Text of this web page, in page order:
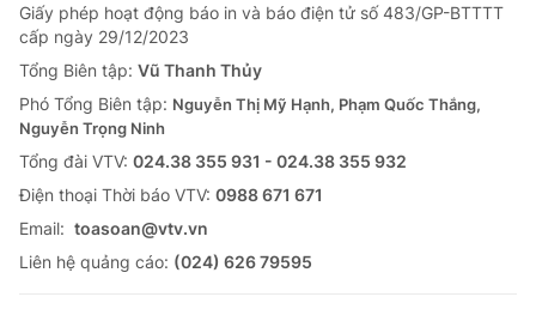
Giấy phép hoạt động báo in và báo điện tử số 483/GP-BTTTT
cấp ngày 29/12/2023
Tổng Biên tập: Vũ Thanh Thủy
Phó Tổng Biên tập: Nguyễn Thị Mỹ Hạnh, Phạm Quốc Thắng,
Nguyễn Trọng Ninh
Tổng đài VTV: 024.38 355 931 - 024.38 355 932
Ðiện thoại Thời báo VTV: 0988 671 671
Email: toasoan@vtv.vn
Liên hệ quảng cáo: (024) 626 79595